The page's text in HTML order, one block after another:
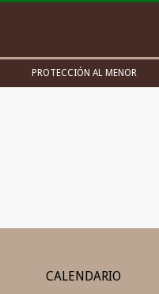
PROTECCIÓN AL MENOR
CALENDARIO